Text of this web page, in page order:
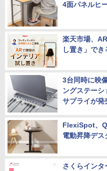
4面パネルヒ
楽天市場、
し置き」で
3台同時に映
ングステー
サプライが発
FlexiSpot、
電動昇降デ
さくらインタ